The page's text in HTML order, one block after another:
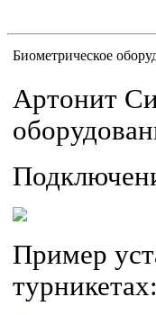
Биометрическое
Артонит
Пример
турникетах: